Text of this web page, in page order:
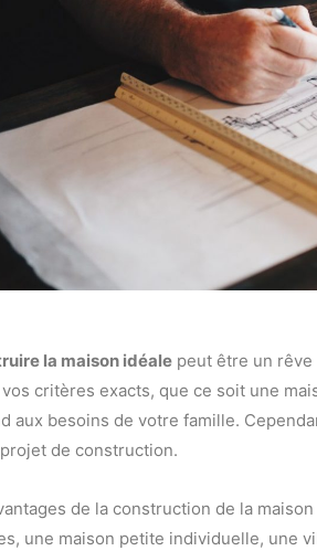
la maison idéale peut être un
critères exacts, que ce soit une
aux besoins de votre famille.
de construction.
de la construction de la
une maison petite individuelle, une